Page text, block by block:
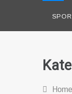
SPOR
Home